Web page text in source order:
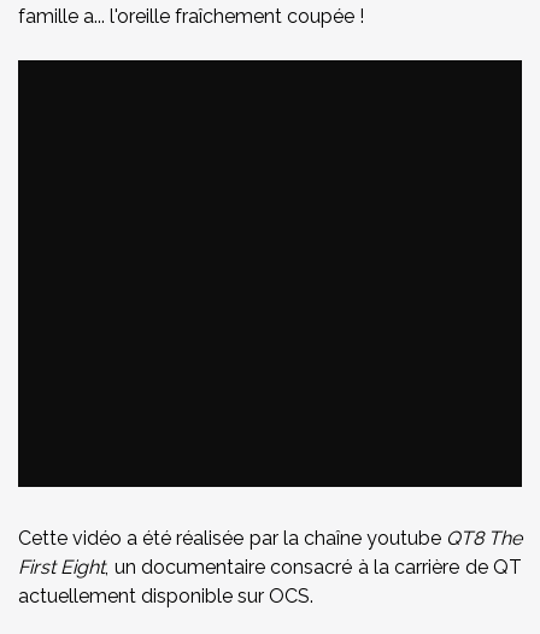
famille a... l'oreille fraîchement coupée !
Cette vidéo a été réalisée par la chaîne youtube QT8 The
First Eight, un documentaire consacré à la carrière de QT
actuellement disponible sur OCS.